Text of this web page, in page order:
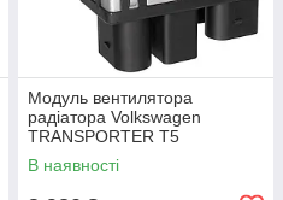
Модуль вентилятора
радіатора Volkswagen
TRANSPORTER T5
Фургон 03-15 7H0919506D
В наявності